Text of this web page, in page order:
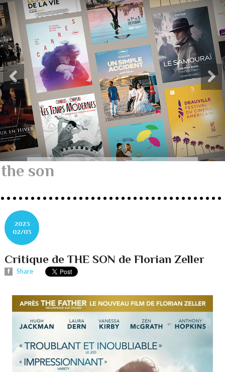
the son
2023
02/03
Critique de THE SON de Florian Zeller
Share